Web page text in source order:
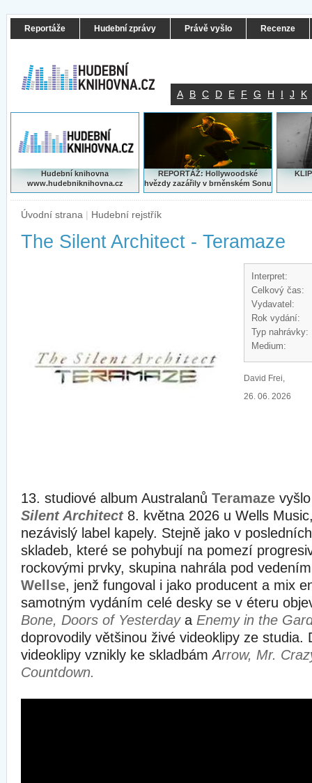
Reportáže Hudební zprávy Právě vyšlo Recenze
A B C D E F G H I J K
Hudební knihovna
www.hudebniknihovna.cz
REPORTÁŽ: Hollywoodské
hvězdy zazářily v brněnském Sonu
Úvodní strana | Hudební rejstřík
The Silent Architect - Teramaze
Interpret:
Celkový čas:
Vydavatel:
Rok vydání:
Typ nahrávky:
Medium:
David Frei,
26. 06. 2026
13. studiové album Australanů Teramaze
Silent Architect8. května 2026 u Wells
nezávislý label kapely. Stejně jako v
skladeb, které se pohybují na pomezí
rockovými prvky, skupina nahrála pod
Wellse, jenž fungoval i jako producent a mix
samotným vydáním celé desky se v éteru
Bone, Doors of Yesterdaya Enemy in the
doprovodily většinou živé videoklipy ze studia.
videoklipy vznikly ke skladbámArrow, Mr.
Countdown.